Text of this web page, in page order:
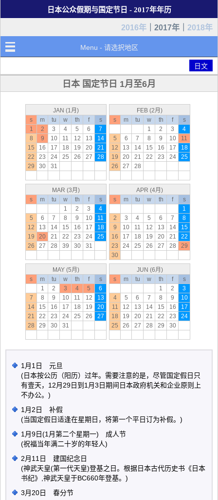
日本公众假期与国定节日 - 2017年年历
2016年 ｜2017年｜ 2018年
Menu - 请选択地区
日文
日本 国定节日 1月至6月
JAN (1月)
s
m tu w th f
s
1
2 3 4 5 6
7
8
9 10 11 12 13
14
15
16 17 18 19 20
21
22
23 24 25 26 27
28
29
30 31
FEB (2月)
s
m tu w th f
s
1
2 3
4
5
6 7 8 9 10
11
12
13 14 15 16 17
18
19
20 21 22 23 24
25
26
27 28
MAR (3月)
s
m tu w th f
s
1
2 3
4
5
6 7 8 9 10
11
12
13 14 15 16 17
18
19
20 21 22 23 24
25
26
27 28 39 30 31
APR (4月)
s
m tu w th f
s
1
2
3 4 5 6 7
8
9
10 11 12 13 14
15
16
17 18 19 20 21
22
23
24 25 26 27 28
29
30
MAY (5月)
s
m tu w th f
s
1
2 3 4 5
6
7
8 9 10 11 12
13
14
15 16 17 18 19
20
21
22 23 24 25 26
27
28
29 30 31
JUN (6月)
s
m tu w th f
s
1
2
3
4
5 6 7 8 9
10
11
12 13 14 15 16
17
18
19 20 21 22 23
24
25
26 27 28 29 30
1月1日 元旦
(日本按公历（阳历）过年。需要注意的是，尽管国定假日只
有壹天，12月29日到1月3日期间日本政府机关和企业原则上
不办公。)
1月2日 补假
(当国定假日适逢在星期日，将第一个平日订为补假。)
1月9日(1月第二个星期一) 成人节
(祝福当年满二十岁的年轻人)
2月11日 建国纪念日
(神武天皇(第一代天皇)登基之日。根据日本古代历史书《日本
书纪》,神武天皇于BC660年登基。)
3月20日 春分节